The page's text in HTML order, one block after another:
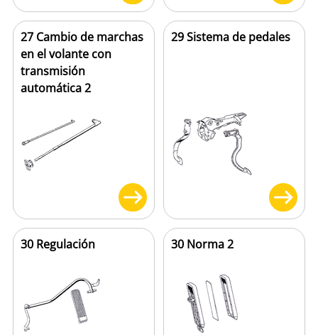
27 Cambio de marchas
en el volante con
transmisión
automática 2
29 Sistema de pedales
30 Regulación 30 Norma 2